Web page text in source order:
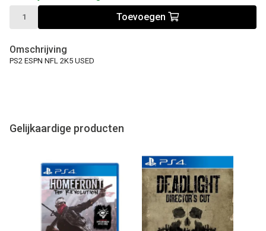
Toevoegen
Omschrijving
PS2 ESPN NFL 2K5 USED
Gelijkaardige producten